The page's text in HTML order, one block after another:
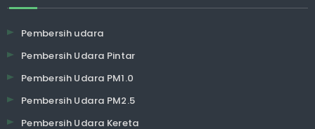
Pembersih udara
Pembersih Udara Pintar
Pembersih Udara PM1.0
Pembersih Udara PM2.5
Pembersih Udara Kereta